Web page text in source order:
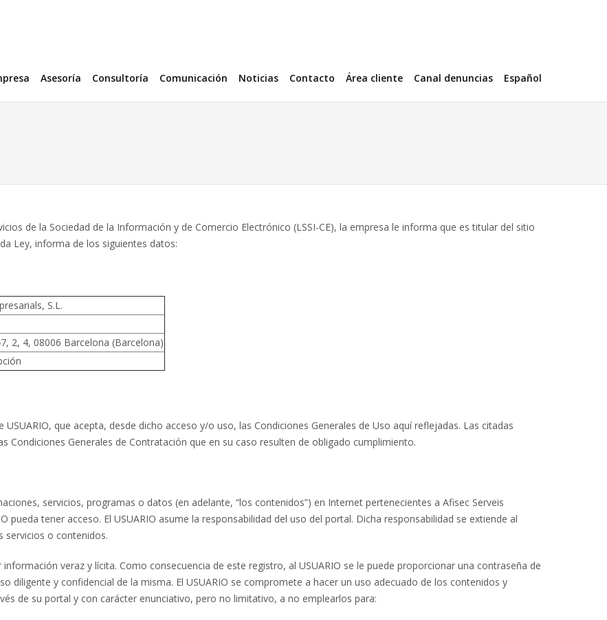
Asesoría Consultoría Comunicación Noticias Contacto Área cliente Canal denuncias Español
de la Sociedad de la Información y de Comercio Electrónico (LSSI-CE), la empresa le informa que es titular del sitio
Ley, informa de los siguientes datos:
S.L.
2, 4, 08006 Barcelona (Barcelona)
que acepta, desde dicho acceso y/o uso, las Condiciones Generales de Uso aquí reflejadas. Las citadas
Condiciones Generales de Contratación que en su caso resulten de obligado cumplimiento.
servicios, programas o datos (en adelante, “los contenidos”) en Internet pertenecientes a Afisec Serveis
pueda tener acceso. El USUARIO asume la responsabilidad del uso del portal. Dicha responsabilidad se extiende al
servicios o contenidos.
veraz y lícita. Como consecuencia de este registro, al USUARIO se le puede proporcionar una contraseña de
diligente y confidencial de la misma. El USUARIO se compromete a hacer un uso adecuado de los contenidos y
de su portal y con carácter enunciativo, pero no limitativo, a no emplearlos para: